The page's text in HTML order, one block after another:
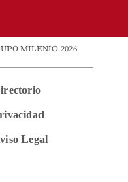
MILENIO 2026
Legal